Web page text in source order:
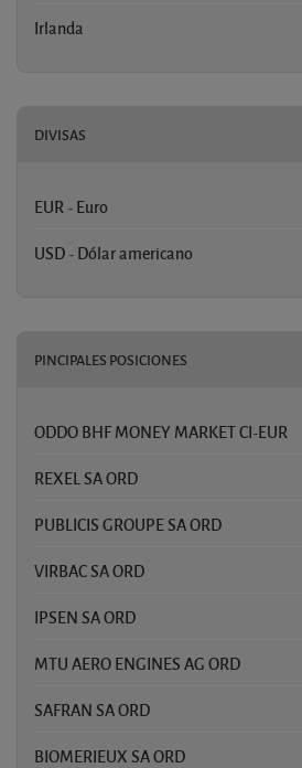
Irlanda
DIVISAS
EUR - Euro
USD - Dólar americano
PINCIPALES POSICIONES
ODDO BHF MONEY MARKET CI-EUR
REXEL SA ORD
PUBLICIS GROUPE SA ORD
VIRBAC SA ORD
IPSEN SA ORD
MTU AERO ENGINES AG ORD
SAFRAN SA ORD
BIOMERIEUX SA ORD